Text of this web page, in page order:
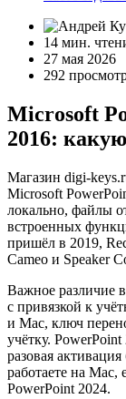
14 мин.
27 мая 2026
292
Microsoft
2016:
Магазин digi-
Microsoft
локально, файлы
встроенных
пришёл в 2019,
Cameo и Speaker
Важное различие
с привязкой к
и Mac, ключ
учётку.
разовая
работаете на
PowerPoint 2024.